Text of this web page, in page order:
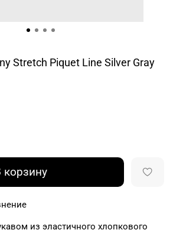
Stretch Piquet Line Silver Gray
корзину
из эластичного хлопкового